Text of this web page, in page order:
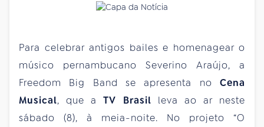
Para celebrar antigos bailes e homenagear o
músico pernambucano Severino Araújo, a
Freedom Big Band se apresenta no Cena
Musical, que a TV Brasil leva ao ar neste
sábado (8), à meia-noite. No projeto “O